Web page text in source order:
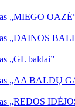
„MIEGO
„DAINOS
„GL baldai”
„AA BALDŲ
„REDOS